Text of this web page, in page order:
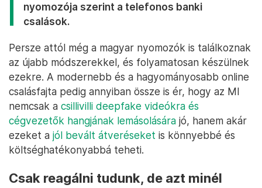
nyomozója szerint a telefonos banki
csalások.
Persze attól még a magyar nyomozók is találkoznak
az újabb módszerekkel, és folyamatosan készülnek
ezekre. A modernebb és a hagyományosabb online
csalásfajta pedig annyiban össze is ér, hogy az MI
nemcsak a csillivilli deepfake videókra és
cégvezetők hangjának lemásolására jó, hanem akár
ezeket a jól bevált átveréseket is könnyebbé és
költséghatékonyabbá teheti.
Csak reagálni tudunk, de azt minél